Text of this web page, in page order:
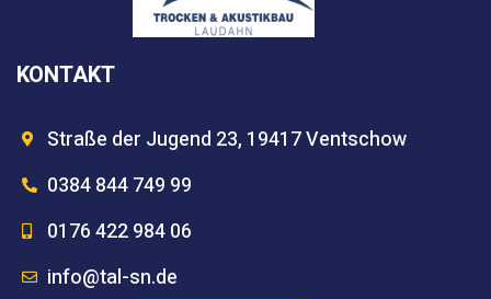
KONTAKT
Straße der Jugend 23, 19417 Ventschow
0384 844 749 99
0176 422 984 06
info@tal-sn.de